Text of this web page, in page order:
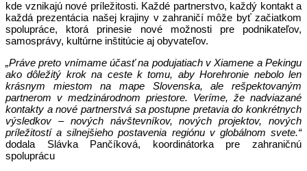
kde vznikajú nové príležitosti. Každé partnerstvo, každý kontakt a
každá prezentácia našej krajiny v zahraničí môže byť začiatkom
spolupráce, ktorá prinesie nové možnosti pre podnikateľov,
samosprávy, kultúrne inštitúcie aj obyvateľov.
„Práve preto vnímame účasť na podujatiach v Xiamene a Pekingu
ako dôležitý krok na ceste k tomu, aby Horehronie nebolo len
krásnym miestom na mape Slovenska, ale rešpektovaným
partnerom v medzinárodnom priestore. Veríme, že nadviazané
kontakty a nové partnerstvá sa postupne pretavia do konkrétnych
výsledkov – nových návštevníkov, nových projektov, nových
príležitostí a silnejšieho postavenia regiónu v globálnom svete.“
dodala Slávka Pančíková, koordinátorka pre zahraničnú
spoluprácu